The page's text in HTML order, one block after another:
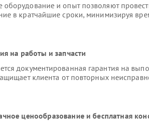
оборудование и опыт позволяют
в кратчайшие сроки, минимизируя
на работы и запчасти
документированная гарантия на
клиента от повторных
ценообразование и бесплатная